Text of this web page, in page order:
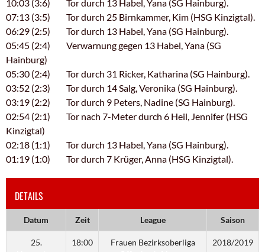
10:03 (3:6) Tor durch 13 Habel, Yana (SG Hainburg).
07:13 (3:5) Tor durch 25 Birnkammer, Kim (HSG Kinzigtal).
06:29 (2:5) Tor durch 13 Habel, Yana (SG Hainburg).
05:45 (2:4) Verwarnung gegen 13 Habel, Yana (SG
Hainburg)
05:30 (2:4) Tor durch 31 Ricker, Katharina (SG Hainburg).
03:52 (2:3) Tor durch 14 Salg, Veronika (SG Hainburg).
03:19 (2:2) Tor durch 9 Peters, Nadine (SG Hainburg).
02:54 (2:1) Tor nach 7-Meter durch 6 Heil, Jennifer (HSG
Kinzigtal)
02:18 (1:1) Tor durch 13 Habel, Yana (SG Hainburg).
01:19 (1:0) Tor durch 7 Krüger, Anna (HSG Kinzigtal).
DETAILS
Datum Zeit League Saison
25.
18:00
Frauen Bezirksoberliga
2018/2019